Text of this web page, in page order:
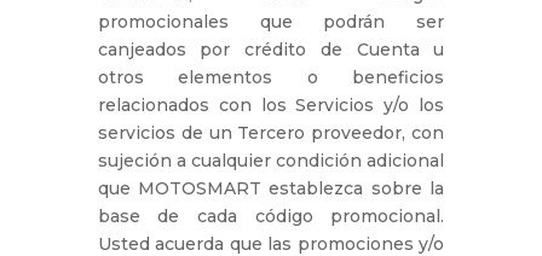
promocionales que podrán ser
canjeados por crédito de Cuenta u
otros elementos o beneficios
relacionados con los Servicios y/o los
servicios de un Tercero proveedor, con
sujeción a cualquier condición adicional
que MOTOSMART establezca sobre la
base de cada código promocional.
Usted acuerda que las promociones y/o